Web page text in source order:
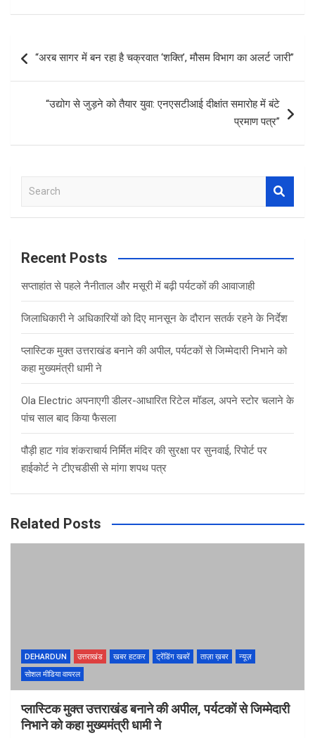
ce
o
o
k
tt
er
at
A
p
p
ar
navigation
“अरब सागर में बन रहा है चक्रवात ‘शक्ति’, मौसम विभाग का अलर्ट जारी”
“उद्योग से जुड़ने को तैयार युवा: एनएसटीआई दीक्षांत समारोह में बंटे
प्रमाण पत्र”
a
c
Recent Posts
सप्ताहांत से पहले नैनीताल और मसूरी में बढ़ी पर्यटकों की आवाजाही
जिलाधिकारी ने अधिकारियों को दिए मानसून के दौरान सतर्क रहने के निर्देश
प्लास्टिक मुक्त उत्तराखंड बनाने की अपील, पर्यटकों से जिम्मेदारी निभाने को
कहा मुख्यमंत्री धामी ने
Ola Electric अपनाएगी डीलर-आधारित रिटेल मॉडल, अपने स्टोर चलाने के
पांच साल बाद किया फैसला
पौड़ी हाट गांव शंकराचार्य निर्मित मंदिर की सुरक्षा पर सुनवाई, रिपोर्ट पर
हाईकोर्ट ने टीएचडीसी से मांगा शपथ पत्र
Related Posts
DEHARDUN उत्तराखंड खबर हटकर ट्रेंडिंग खबरें ताज़ा ख़बर
न्यूज़
सोशल मीडिया वायरल
प्लास्टिक मुक्त उत्तराखंड बनाने की अपील, पर्यटकों से जिम्मेदारी
निभाने को कहा मुख्यमंत्री धामी ने